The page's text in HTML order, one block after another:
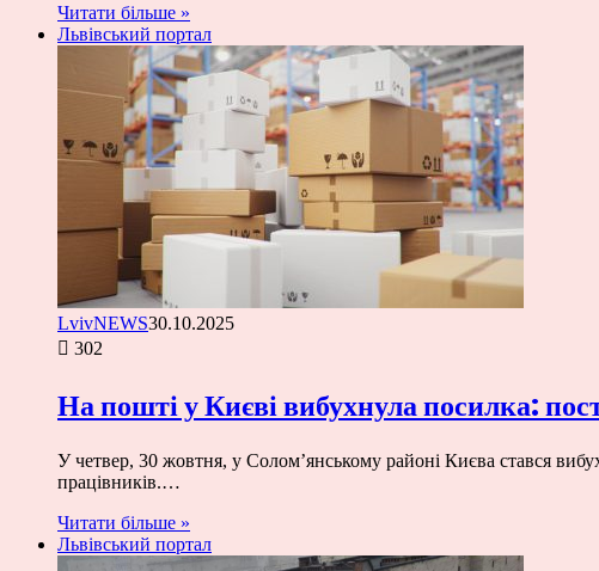
Читати більше »
Львівський портал
LvivNEWS30.10.2025
302
На пошті у Києві вибухнула посилка:
У четвер, 30 жовтня, у Солом’янському районі Києва стався
працівників.…
Читати більше »
Львівський портал